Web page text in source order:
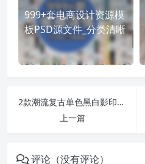
999+套电商设计资源模
板PSD源文件_分类清晰
2款潮流复古单色黑白影印故障风拉伸扭曲特效滤镜样机PSD模板素材
上一篇
评论（没有评论）